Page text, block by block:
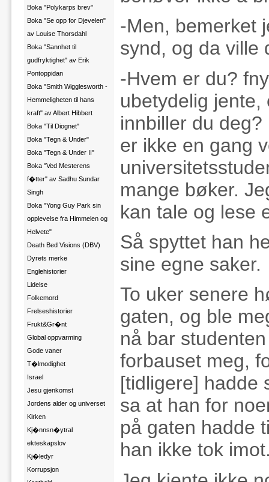
Boka "Polykarps brev"
Boka "Se opp for Djevelen"
av Louise Thorsdahl
Boka "Sannhet til
gudfryktighet" av Erik
Pontoppidan
Boka "Smith Wigglesworth -
Hemmeligheten til hans
kraft" av Albert Hibbert
Boka "Til Diognet"
Boka "Tegn & Under"
Boka "Tegn & Under II"
Boka "Ved Mesterens
f�tter" av Sadhu Sundar
Singh
Boka "Yong Guy Park sin
opplevelse fra Himmelen og
Helvete"
Death Bed Visions (DBV)
Dyrets merke
Englehistorier
Lidelse
Folkemord
Frelseshistorier
Frukt&Gr�nt
Global oppvarming
Gode vaner
T�lmodighet
Israel
Jesu gjenkomst
Jordens alder og universet
Kirken
Kj�nnsn�ytral
ekteskapslov
Kj�ledyr
Korrupsjon
-Men, bemerket
synd, og da ville
-Hvem er du?
ubetydelig
innbiller du
er ikke en gang
mange bøker.
kan tale og lese
Så spyttet han
sine egne saker.
To uker senere
gaten, og ble
nå bar
forbauset meg,
[tidligere] hadde
sa at han for
på gaten hadde
han ikke tok